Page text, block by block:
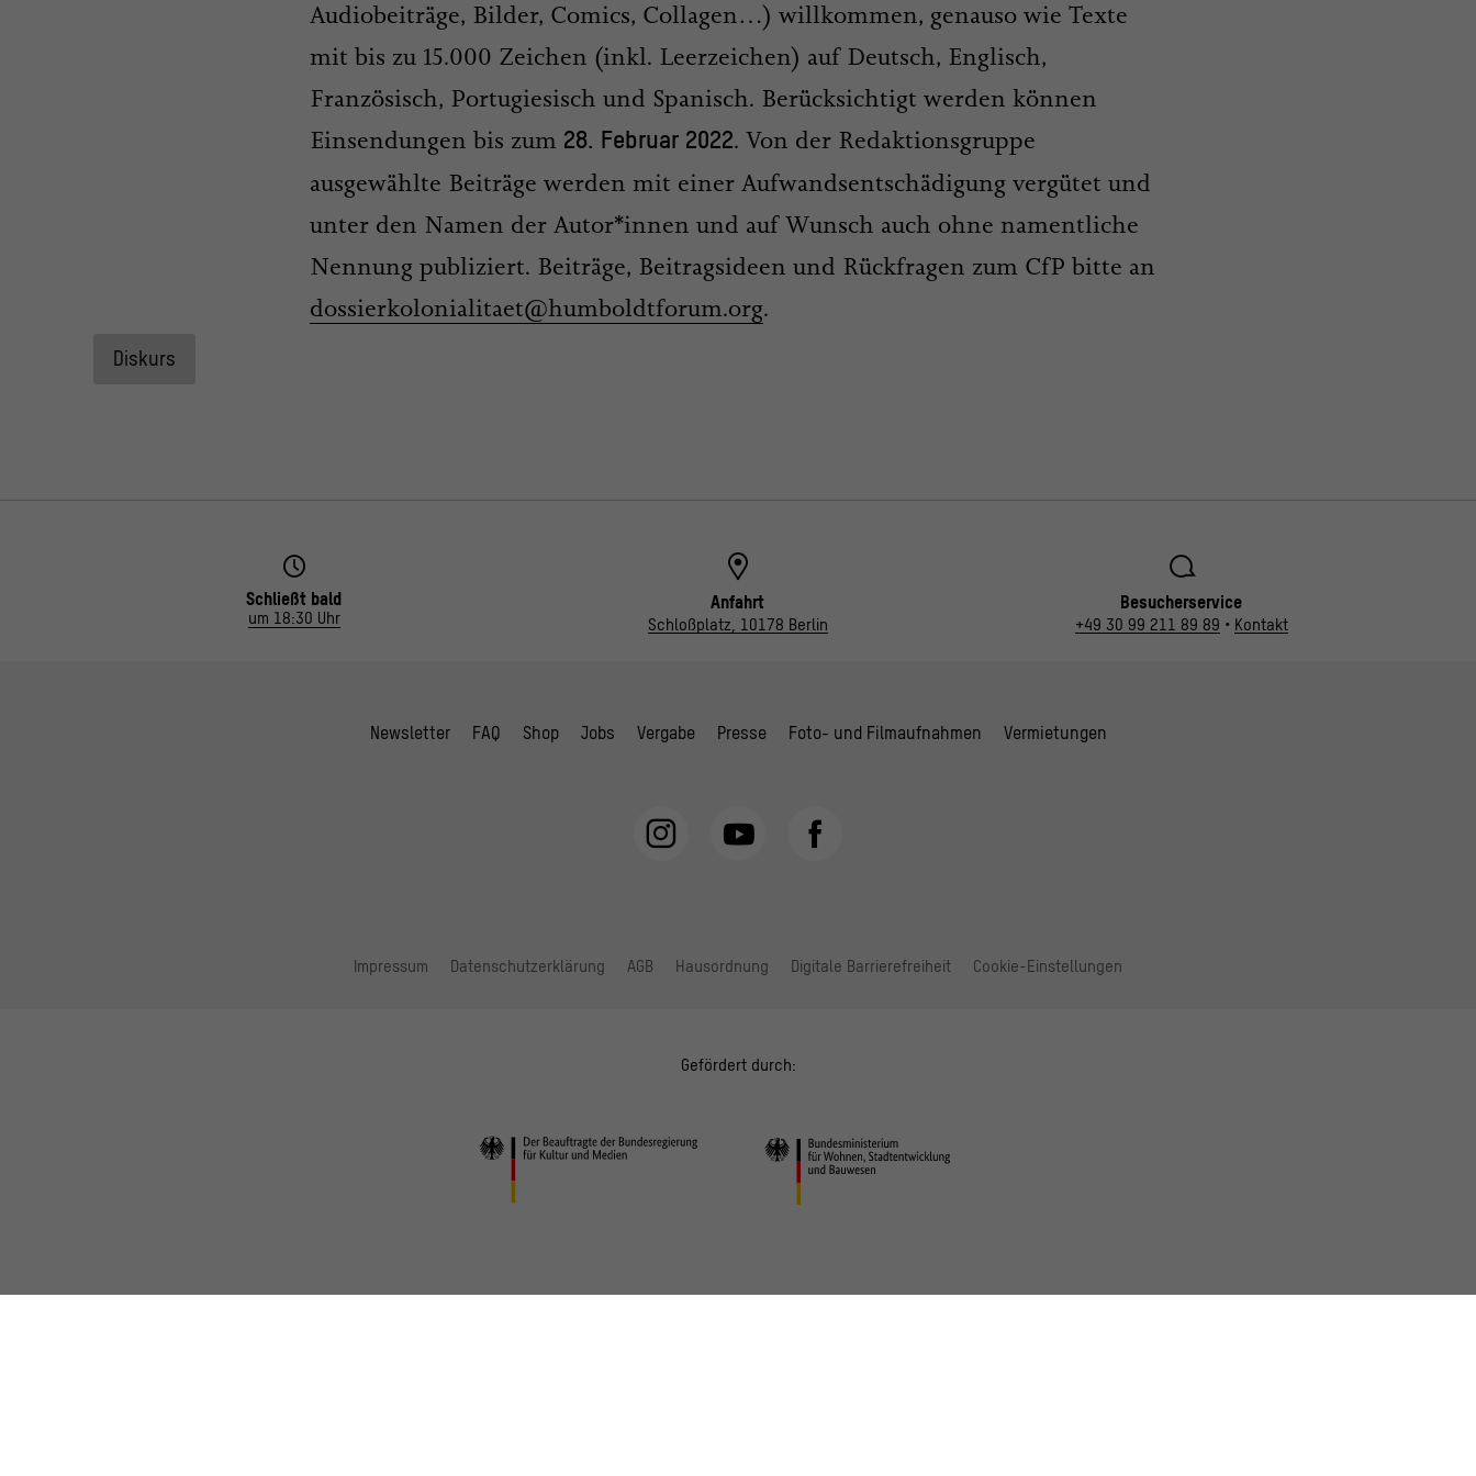
Audiobeiträge, Bilder, Comics, Collagen…) willkommen, genauso wie Texte
mit bis zu 15.000 Zeichen (inkl. Leerzeichen) auf Deutsch, Englisch,
Französisch, Portugiesisch und Spanisch. Berücksichtigt werden können
Einsendungen bis zum 28. Februar 2022. Von der Redaktionsgruppe
ausgewählte Beiträge werden mit einer Aufwandsentschädigung vergütet und
unter den Namen der Autor*innen und auf Wunsch auch ohne namentliche
Nennung publiziert. Beiträge, Beitragsideen und Rückfragen zum CfP bitte an
dossierkolonialitaet@humboldtforum.org.
Diskurs
Schließt bald
um 18:30 Uhr
Anfahrt
Schloßplatz, 10178 Berlin
Besucherservice
+49 30 99 211 89 89 • Kontakt
Newsletter FAQ Shop Jobs Vergabe Presse Foto- und Filmaufnahmen Vermietungen
Impressum Datenschutzerklärung AGB Hausordnung Digitale Barrierefreiheit Cookie-Einstellungen
Gefördert durch: